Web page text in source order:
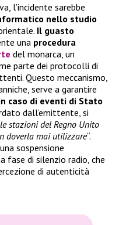
l’incidente sarebbe
nello studio
Il guasto
una procedura
del monarca, un
parte dei protocolli di
Questo meccanismo,
serve a garantire
caso di eventi di Stato
dall’emittente, si
stazioni del Regno Unito
doverla mai utilizzare“.
sospensione
fase di silenzio radio, che
di autenticità